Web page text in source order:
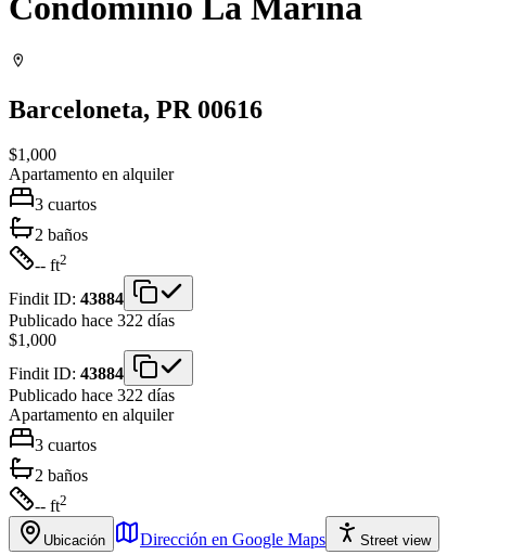
Condominio La Marina
Barceloneta, PR 00616
$1,000
Apartamento en alquiler
3 cuartos
2 baños
-- ft2
Findit ID: 43884
Publicado hace 322 días
$1,000
Findit ID: 43884
Publicado hace 322 días
Apartamento en alquiler
3 cuartos
2 baños
-- ft2
Ubicación Dirección en Google Maps Street view